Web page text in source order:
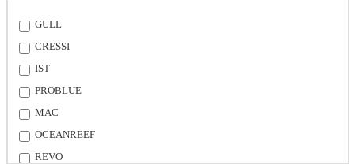
GULL
CRESSI
IST
PROBLUE
MAC
OCEANREEF
REVO